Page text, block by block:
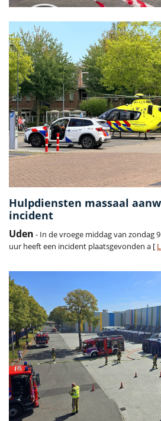
Hulpdiensten massaal
incident
Uden - In de vroege middag van zondag
uur heeft een incident plaatsgevonden a [